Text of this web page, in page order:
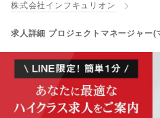
株式会社インフキュリオン
求人詳細 プロジェクトマネージャー(